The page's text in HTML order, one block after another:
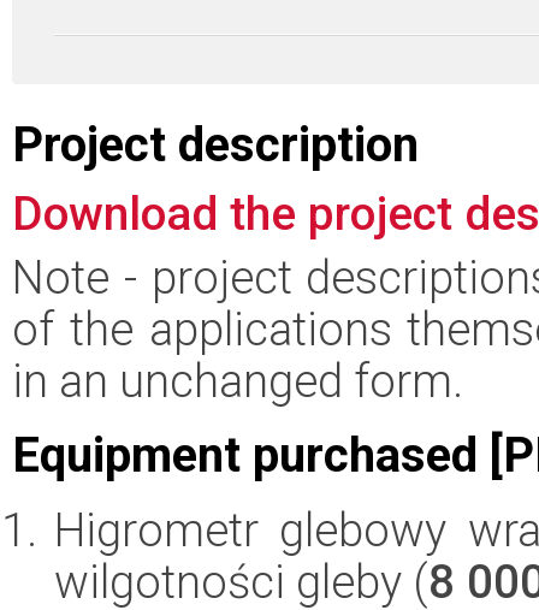
Project description
Download the project
Note - project
of the applications
in an unchanged form.
Equipment purchased
Higrometr glebowy
wilgotności gleby (8